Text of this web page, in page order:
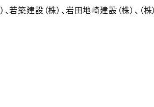
若築建設（株）、岩田地崎建設（株）、（